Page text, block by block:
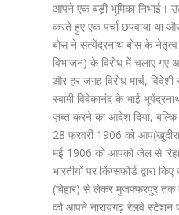
आपने एक बड़ी भूमिका निभाई।
करते हुए एक पर्चा छपवाया था
बोस ने सत्‍येंद्रनाथ बोस के
विभाजन) के विरोध में चलाए
और हर जगह विरोध मार्च,
स्वामी विवेकानंद के भाई
ज़ब्त करने का आदेश दिया,
28 फरवरी 1906 को
मई 1906 को आपको जेल से
भारतीयों पर किंग्सफोर्ड
(बिहार) से लेकर मुजफ्फरपुर
को आपने नारायगढ़ रेलवे स्टेशन